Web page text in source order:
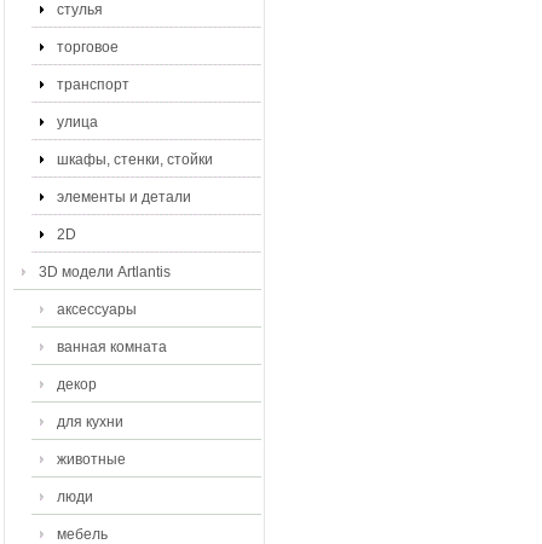
стулья
торговое
транспорт
улица
шкафы, стенки, стойки
элементы и детали
2D
3D модели Artlantis
аксессуары
ванная комната
декор
для кухни
животные
люди
мебель